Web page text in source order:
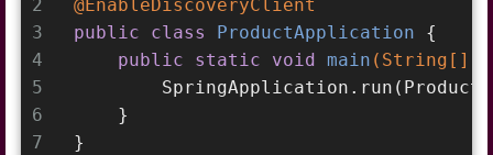
2
3
4
5
6
7
@EnableDiscoveryClient
public
class ProductApplication
{
public
static void main (String[]
    }
}